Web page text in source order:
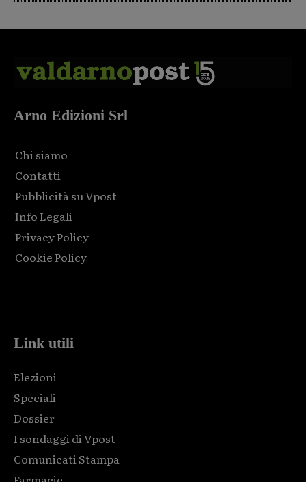
Arno Edizioni Srl
Chi siamo
Contatti
Pubblicità su Vpost
Info Legali
Privacy Policy
Cookie Policy
Link utili
Elezioni
Speciali
Dossier
I sondaggi di Vpost
Comunicati Stampa